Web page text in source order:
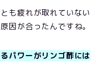
も疲れが取れていない
因が合ったんですね。
パワーがリンゴ酢には